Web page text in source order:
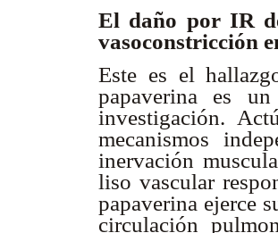
El daño por IR
vasoconstricción
Este es el
papaverina es
investigación.
mecanismos
inervación
liso vascular
papaverina ejerce
circulación